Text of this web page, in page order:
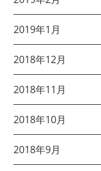
2019年1月
2018年12月
2018年11月
2018年10月
2018年9月